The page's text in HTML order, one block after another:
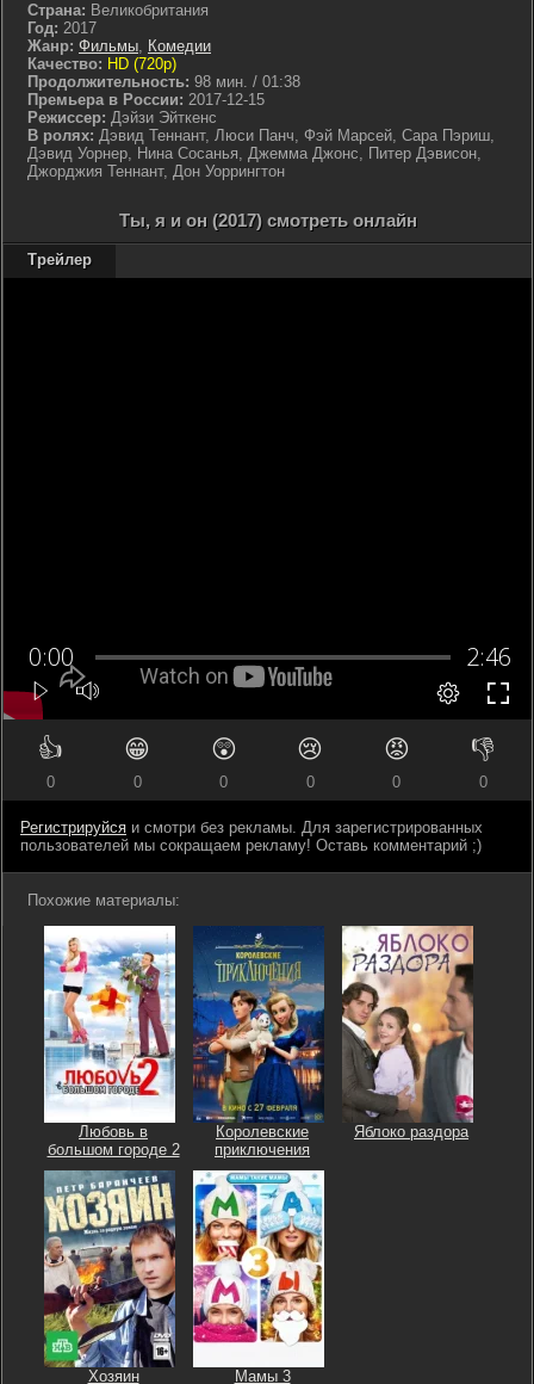
Страна: Великобритания
Год: 2017
Жанр: Фильмы, Комедии
Качество: HD (720p)
Продолжительность: 98 мин. / 01:38
Премьера в России: 2017-12-15
Режиссер: Дэйзи Эйткенс
В ролях: Дэвид Теннант, Люси Панч, Фэй Марсей, Сара Пэриш,
Дэвид Уорнер, Нина Сосанья, Джемма Джонс, Питер Дэвисон,
Джорджия Теннант, Дон Уоррингтон
Ты, я и он (2017) смотреть онлайн
Трейлер
👍
0
😁
0
😲
0
😢
0
😡
0
👎
0
Регистрируйся и смотри без рекламы. Для зарегистрированных
пользователей мы сокращаем рекламу! Оставь комментарий ;)
Похожие материалы:
Любовь в
большом городе 2
Королевские
приключения
Яблоко раздора
Хозяин Мамы 3